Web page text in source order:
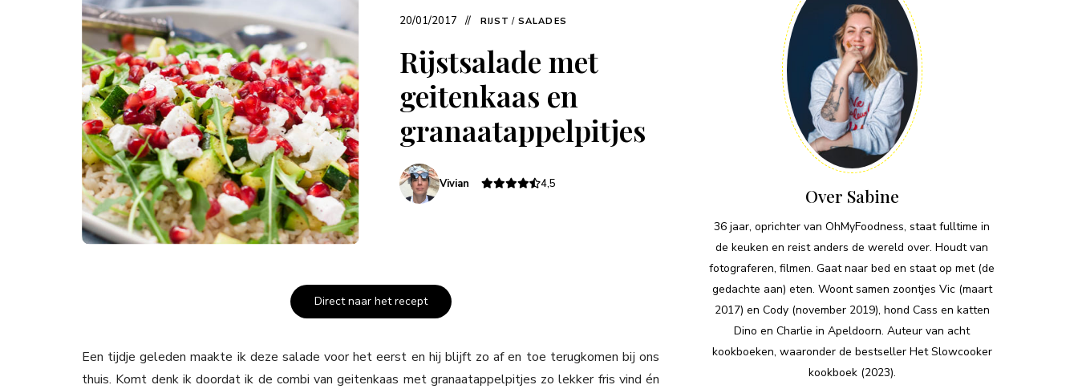
20/01/2017 RIJST / SALADES
Rijstsalade met
geitenkaas en
granaatappelpitjes
Vivian 4,5
Direct naar het recept
Een tijdje geleden maakte ik deze salade voor het eerst en hij blijft zo af en toe terugkomen bij ons
thuis. Komt denk ik doordat ik de combi van geitenkaas met granaatappelpitjes zo lekker fris vind én
Over Sabine
36 jaar, oprichter van OhMyFoodness, staat fulltime in
de keuken en reist anders de wereld over. Houdt van
fotograferen, filmen. Gaat naar bed en staat op met (de
gedachte aan) eten. Woont samen zoontjes Vic (maart
2017) en Cody (november 2019), hond Cass en katten
Dino en Charlie in Apeldoorn. Auteur van acht
kookboeken, waaronder de bestseller Het Slowcooker
kookboek (2023).